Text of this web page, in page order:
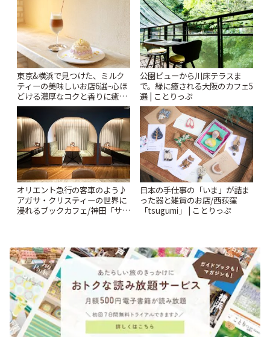
東京&横浜で見つけた、ミルク
ティーの美味しいお店6選~心ほ
どける濃厚なコクと香りに癒や
されるティータイム~ | ことりっ
ぷ
公園ビューから川床テラスま
で。緑に癒される大阪のカフェ5
選 | ことりっぷ
オリエント急行の客車のよう♪
アガサ・クリスティーの世界に
浸れるブックカフェ/神田「サロ
日本の手仕事の「いま」が詰ま
った器と雑貨のお店/西荻窪
「tsugumi」 | ことりっぷ